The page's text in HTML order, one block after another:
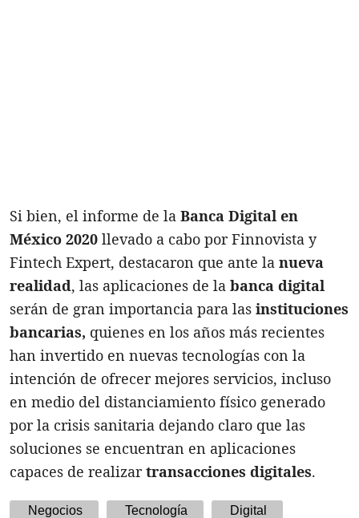
Si bien, el informe de la Banca Digital en
México 2020 llevado a cabo por Finnovista y
Fintech Expert, destacaron que ante la nueva
realidad, las aplicaciones de la banca digital
serán de gran importancia para las instituciones
bancarias, quienes en los años más recientes
han invertido en nuevas tecnologías con la
intención de ofrecer mejores servicios, incluso
en medio del distanciamiento físico generado
por la crisis sanitaria dejando claro que las
soluciones se encuentran en aplicaciones
capaces de realizartransacciones digitales.
Negocios Tecnología Digital